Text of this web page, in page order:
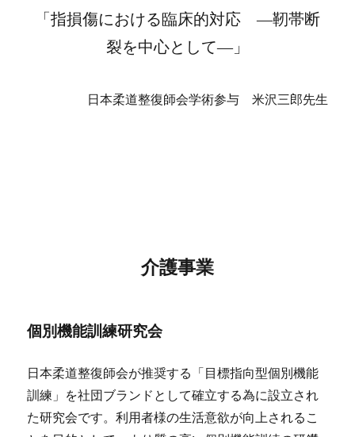
「指損傷における臨床的対応 ―靭帯断
裂を中心として―」
日本柔道整復師会学術参与 米沢三郎先生
介護事業
個別機能訓練研究会
日本柔道整復師会が推奨する「目標指向型個別機能
訓練」を社団ブランドとして確立する為に設立され
た研究会です。利用者様の生活意欲が向上されるこ